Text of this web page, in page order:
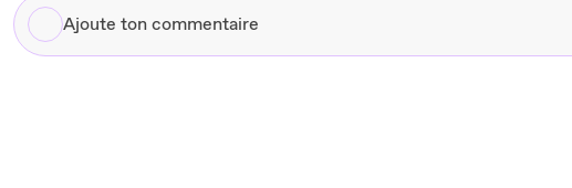
Ajoute
ton